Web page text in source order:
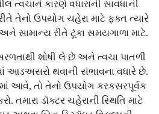
ત્વચાને કારણે વધારાની સાવધાની
તેનો ઉપયોગ ચહેરા માટે ફક્ત ત્યારે
સામાન્ય રીતે ટૂંકા સમયગાળા માટે.
શોષી લે છે અને ત્વચા પાતળી
આડઅસરો થવાની સંભાવના વધારે છે.
આવે, તો તેનો ઉપયોગ કરકસરપૂર્વક
તમારા ડૉક્ટર ચહેરાની સ્થિતિ માટે